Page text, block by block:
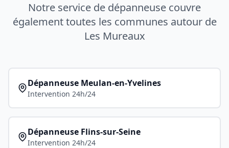
Notre service de dépanneuse couvre
également toutes les communes autour de
Les Mureaux
Dépanneuse Meulan-en-Yvelines
Intervention 24h/24
Dépanneuse Flins-sur-Seine
Intervention 24h/24